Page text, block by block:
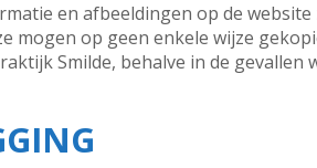
en afbeeldingen op de
mogen op geen enkele wijze
Smilde, behalve in de gevallen